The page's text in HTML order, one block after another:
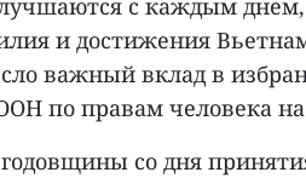
с каждым
и достижения
важный вклад в
по правам человека на
со дня